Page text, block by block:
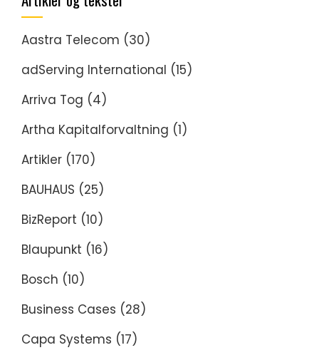
Aastra Telecom (30)
adServing International (15)
Arriva Tog (4)
Artha Kapitalforvaltning (1)
Artikler (170)
BAUHAUS (25)
BizReport (10)
Blaupunkt (16)
Bosch (10)
Business Cases (28)
Capa Systems (17)